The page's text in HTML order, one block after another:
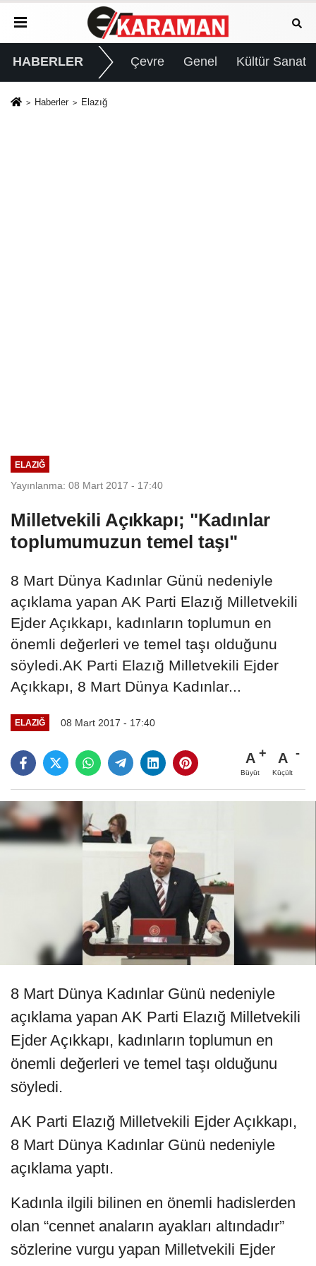
HABERLER Çevre Genel Kültür Sanat
Haberler Elazığ
ELAZIĞ
Yayınlanma: 08 Mart 2017 - 17:40
Milletvekili Açıkkapı; "Kadınlar
toplumumuzun temel taşı"
8 Mart Dünya Kadınlar Günü nedeniyle
açıklama yapan AK Parti Elazığ Milletvekili
Ejder Açıkkapı, kadınların toplumun en
önemli değerleri ve temel taşı olduğunu
söyledi.AK Parti Elazığ Milletvekili Ejder
Açıkkapı, 8 Mart Dünya Kadınlar...
ELAZIĞ 08 Mart 2017 - 17:40
A
Büyüt
A
Küçült
8 Mart Dünya Kadınlar Günü nedeniyle
açıklama yapan AK Parti Elazığ Milletvekili
Ejder Açıkkapı, kadınların toplumun en
önemli değerleri ve temel taşı olduğunu
söyledi.
AK Parti Elazığ Milletvekili Ejder Açıkkapı,
8 Mart Dünya Kadınlar Günü nedeniyle
açıklama yaptı.
Kadınla ilgili bilinen en önemli hadislerden
olan “cennet anaların ayakları altındadır”
sözlerine vurgu yapan Milletvekili Ejder